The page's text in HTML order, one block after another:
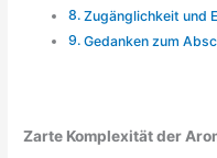
Zugänglichkeit und
Gedanken zum
Zarte Komplexität der